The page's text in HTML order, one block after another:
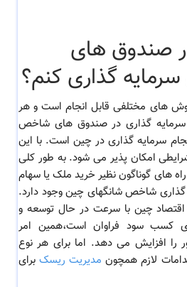
صندوق های
گذاری کنم؟
های مختلفی قابل انجام است و هر
سرمایه گذاری در صندوق های شاخص
سرمايه گذاری در چین است. با این
امکان پذیر می شود. به طور کلی
های گوناگون نظیر خرید ملک یا سهام
شاخص شانگهای چین وجود دارد.
اقتصاد چین با سرعت در حال توسعه و
سود فراوان است،همین امر
را افزایش می دهد. اما برای هر نوع
لازم همچون مدیریت ریسکبرای